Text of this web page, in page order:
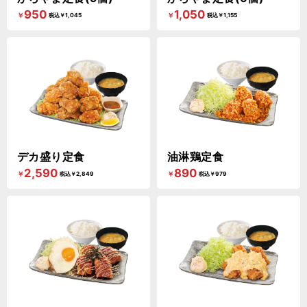
￥ 950 税込￥1,045 ￥1,050 税込￥1,155
デカ盛り定食
￥ 2,590 税込￥2,849
油淋鶏定食
￥890 税込￥979